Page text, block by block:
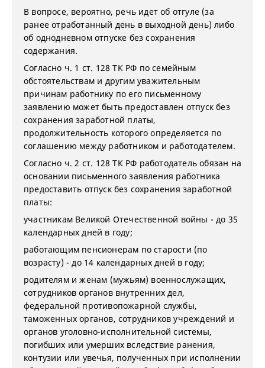
В вопросе, вероятно, речь идет об отгуле (за
ранее отработанный день в выходной день) либо
об однодневном отпуске без сохранения
содержания.
Согласно ч. 1 ст. 128 ТК РФ по семейным
обстоятельствам и другим уважительным
причинам работнику по его письменному
заявлению может быть предоставлен отпуск без
сохранения заработной платы,
продолжительность которого определяется по
соглашению между работником и работодателем.
Согласно ч. 2 ст. 128 ТК РФ работодатель обязан на
основании письменного заявления работника
предоставить отпуск без сохранения заработной
платы:
участникам Великой Отечественной войны - до 35
календарных дней в году;
работающим пенсионерам по старости (по
возрасту) - до 14 календарных дней в году;
родителям и женам (мужьям) военнослужащих,
сотрудников органов внутренних дел,
федеральной противопожарной службы,
таможенных органов, сотрудников учреждений и
органов уголовно-исполнительной системы,
погибших или умерших вследствие ранения,
контузии или увечья, полученных при исполнении